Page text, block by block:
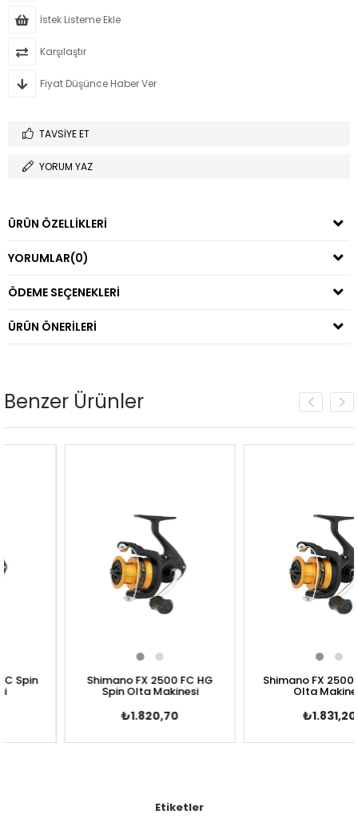
İstek Listeme Ekle
Karşılaştır
Fiyat Düşünce Haber Ver
TAVSIYE ET
YORUM YAZ
ÜRÜN ÖZELLIKLERI
YORUMLAR(0)
ÖDEME SEÇENEKLERI
ÜRÜN ÖNERILERI
Benzer Ürünler
Shimano FX 2500 FC HG
Spin Olta Makinesi
₺1.820,70
Shimano FX 2500 FC
Olta Makinesi
₺1.831,20
Etiketler